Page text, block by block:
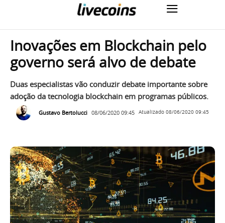
Inovações em Blockchain pelo
governo será alvo de debate
Duas especialistas vão conduzir debate importante sobre
adoção da tecnologia blockchain em programas públicos.
Gustavo Bertolucci 08/06/2020 09:45 Atualizado 08/06/2020 09:45